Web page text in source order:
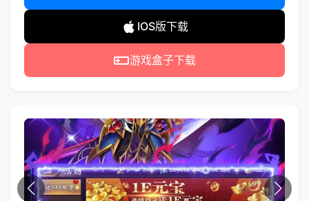
IOS版下载
游戏盒子下载